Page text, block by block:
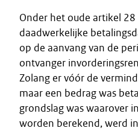
Onder het oude artikel
daadwerkelijke
op de aanvang van de
ontvanger
Zolang er vóór de
maar een bedrag was
grondslag was waarover
worden berekend, werd